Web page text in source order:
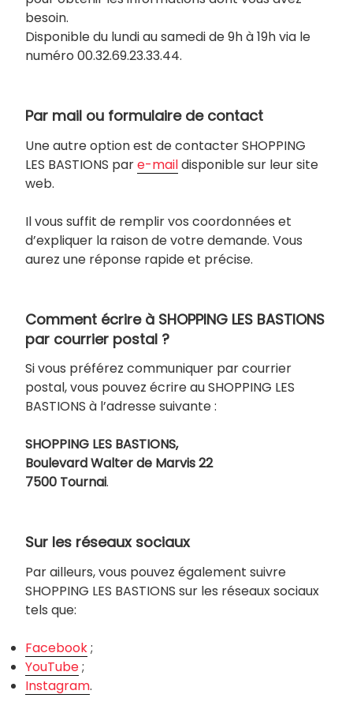
besoin.
Disponible du lundi au samedi de 9h à 19h via le
numéro 00.32.69.23.33.44.
Par mail ou formulaire de contact
Une autre option est de contacter SHOPPING
LES BASTIONS pare-maildisponible sur leur site
web.
Il vous suffit de remplir vos coordonnées et
d’expliquer la raison de votre demande. Vous
aurez une réponse rapide et précise.
Comment écrire à SHOPPING LES BASTIONS
par courrier postal ?
Si vous préférez communiquer par courrier
postal, vous pouvez écrire au SHOPPING LES
BASTIONS à l’adresse suivante :
SHOPPING LES BASTIONS,
Boulevard Walter de Marvis22
7500 Tournai.
Sur les réseaux sociaux
Par ailleurs, vous pouvez également suivre
SHOPPING LES BASTIONS sur les réseaux sociaux
tels que:
Facebook;
YouTube;
Instagram.